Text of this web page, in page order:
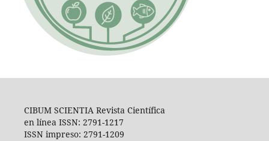
CIBUM SCIENTIA Revista Científica
en línea ISSN: 2791-1217
ISSN impreso: 2791-1209